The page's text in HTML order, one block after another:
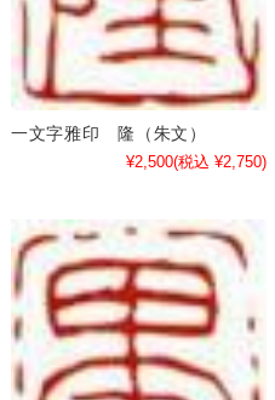
一文字雅印 隆（朱文）
¥2,500(税込 ¥2,750)